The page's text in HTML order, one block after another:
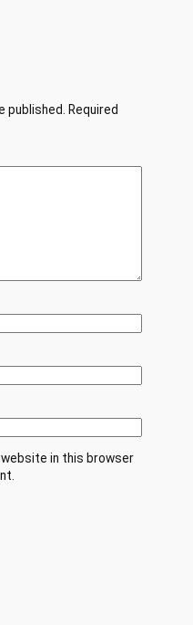
published.
Required
website in this browser